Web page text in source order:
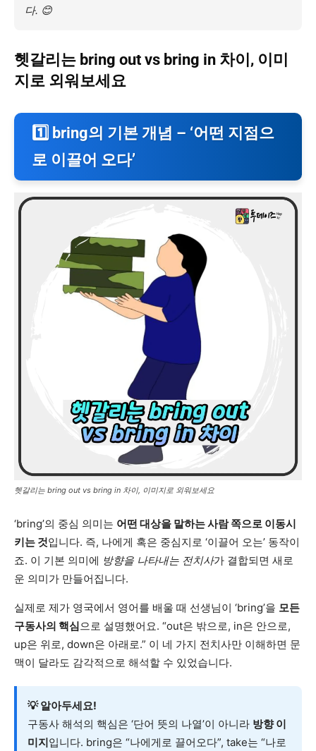
다. 😊
헷갈리는 bring out vs bring in 차이, 이미
지로 외워보세요
1️⃣ bring의 기본 개념 – ‘어떤 지점으
로 이끌어 오다’
헷갈리는 bring out vs bring in 차이, 이미지로 외워보세요
‘bring’의 중심 의미는 어떤 대상을 말하는 사람 쪽으로 이동시
키는 것입니다. 즉, 나에게 혹은 중심지로 ‘이끌어 오는’ 동작이
죠. 이 기본 의미에 방향을 나타내는 전치사가 결합되면 새로
운 의미가 만들어집니다.
실제로 제가 영국에서 영어를 배울 때 선생님이 ‘bring’을 모든
구동사의 핵심으로 설명했어요. “out은 밖으로, in은 안으로,
up은 위로, down은 아래로.” 이 네 가지 전치사만 이해하면 문
맥이 달라도 감각적으로 해석할 수 있었습니다.
💡 알아두세요!
구동사 해석의 핵심은 ‘단어 뜻의 나열’이 아니라 방향 이
미지입니다. bring은 “나에게로 끌어오다”, take는 “나로